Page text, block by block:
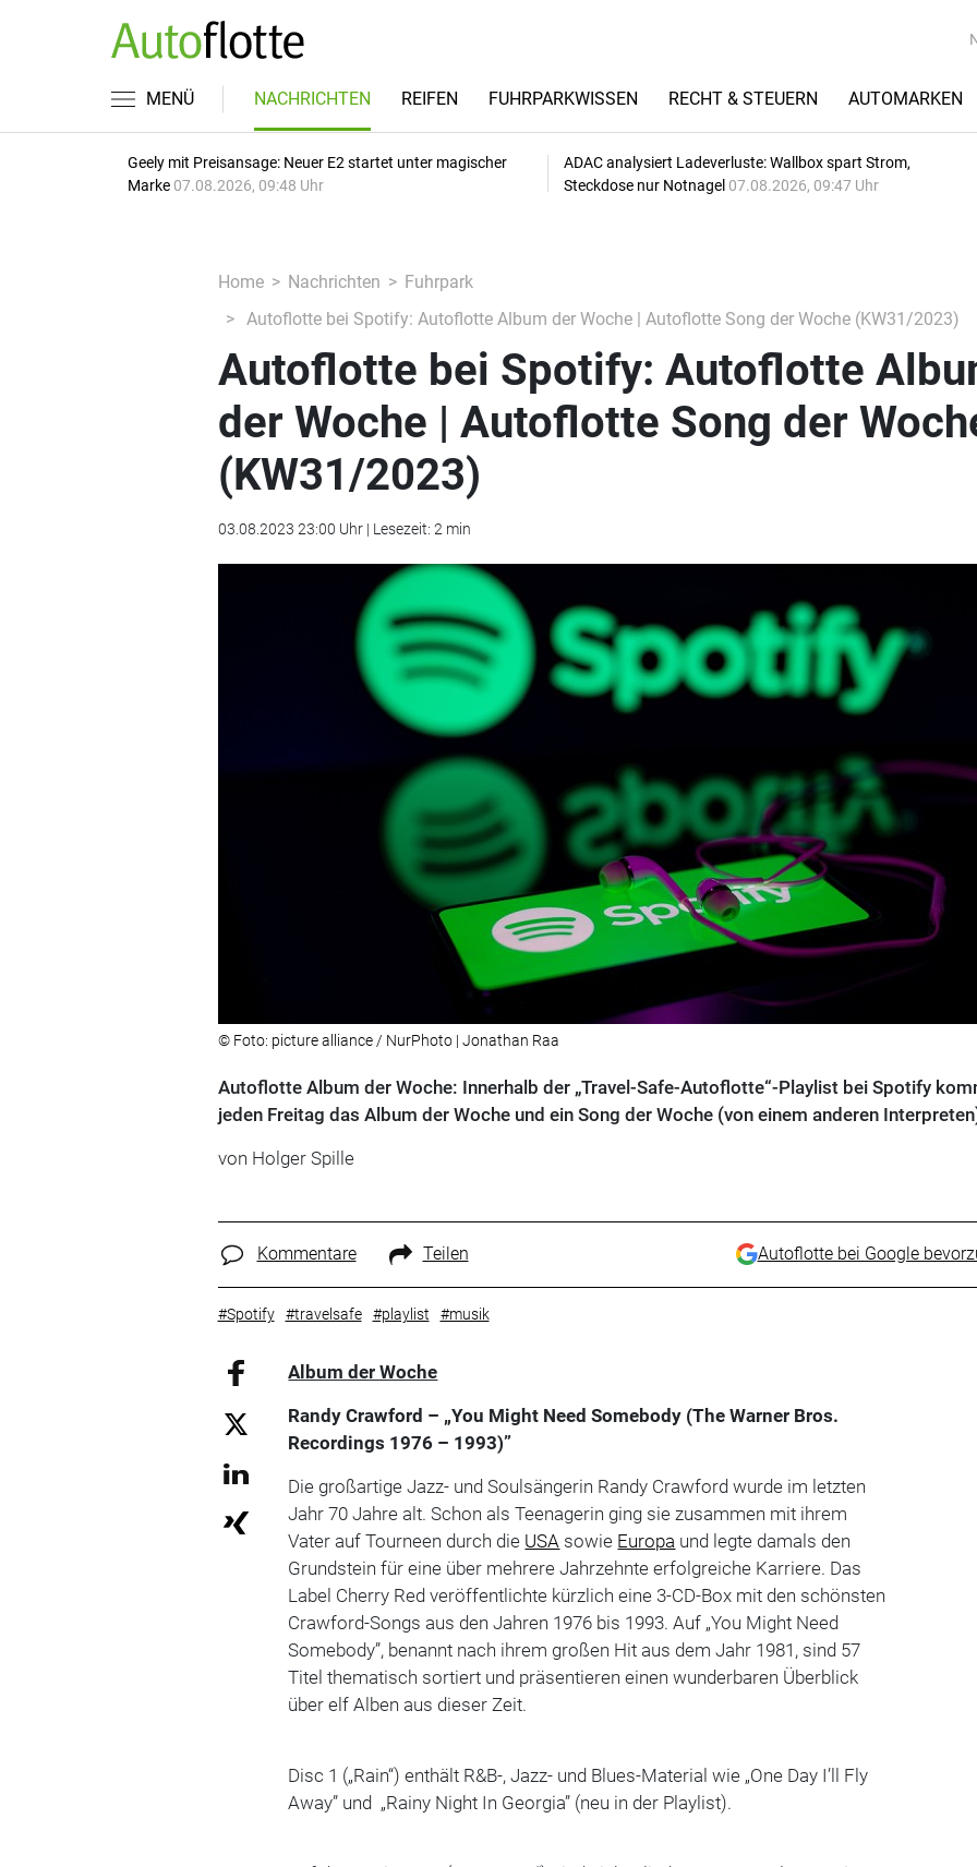
MENÜ NACHRICHTEN REIFEN FUHRPARKWISSEN RECHT & STEUERN AUTOMARKEN
Geely mit Preisansage: Neuer E2 startet unter magischer
Marke 07.08.2026, 09:48 Uhr
ADAC analysiert Ladeverluste: Wallbox spart Strom,
Steckdose nur Notnagel 07.08.2026, 09:47 Uhr
Home Nachrichten
Fuhrpark
Autoflotte bei Spotify: Autoflotte Album der Woche | Autoflotte Song der Woche (KW31/2023)
Autoflotte bei Spotify: Autoflotte
der Woche | Autoflotte Song der
(KW31/2023)
03.08.2023 23:00 Uhr | Lesezeit: 2 min
© Foto: picture alliance / NurPhoto | Jonathan Raa
Autoflotte Album der Woche: Innerhalb der „Travel-Safe-Autoflotte“-Playlist bei Spotify
jeden Freitag das Album der Woche und ein Song der Woche (von einem anderen
von Holger Spille
Kommentare Teilen Autoflotte bei Google
#Spotify #travelsafe #playlist #musik
Album der Woche
Randy Crawford – „You Might Need Somebody (The Warner Bros.
Recordings 1976 – 1993)”
Die großartige Jazz- und Soulsängerin Randy Crawford wurde im letzten
Jahr 70 Jahre alt. Schon als Teenagerin ging sie zusammen mit ihrem
Vater auf Tourneen durch die USA sowie Europa und legte damals den
Grundstein für eine über mehrere Jahrzehnte erfolgreiche Karriere. Das
Label Cherry Red veröffentlichte kürzlich eine 3-CD-Box mit den schönsten
Crawford-Songs aus den Jahren 1976 bis 1993. Auf „You Might Need
Somebody”, benannt nach ihrem großen Hit aus dem Jahr 1981, sind 57
Titel thematisch sortiert und präsentieren einen wunderbaren Überblick
über elf Alben aus dieser Zeit.
Disc 1 („Rain“) enthält R&B-, Jazz- und Blues-Material wie „One Day I’ll Fly
Away” und „Rainy Night In Georgia” (neu in der Playlist).